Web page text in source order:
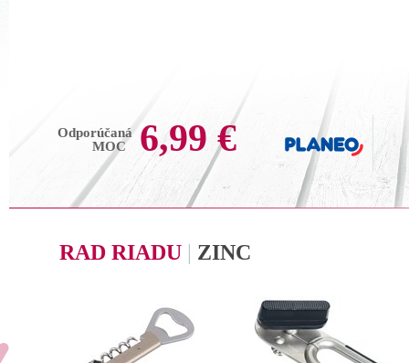
Odporúčaná
MOC
6,99 €
RAD RIADU | ZINC